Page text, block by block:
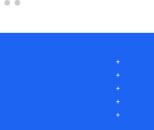
+
+
+
+
+